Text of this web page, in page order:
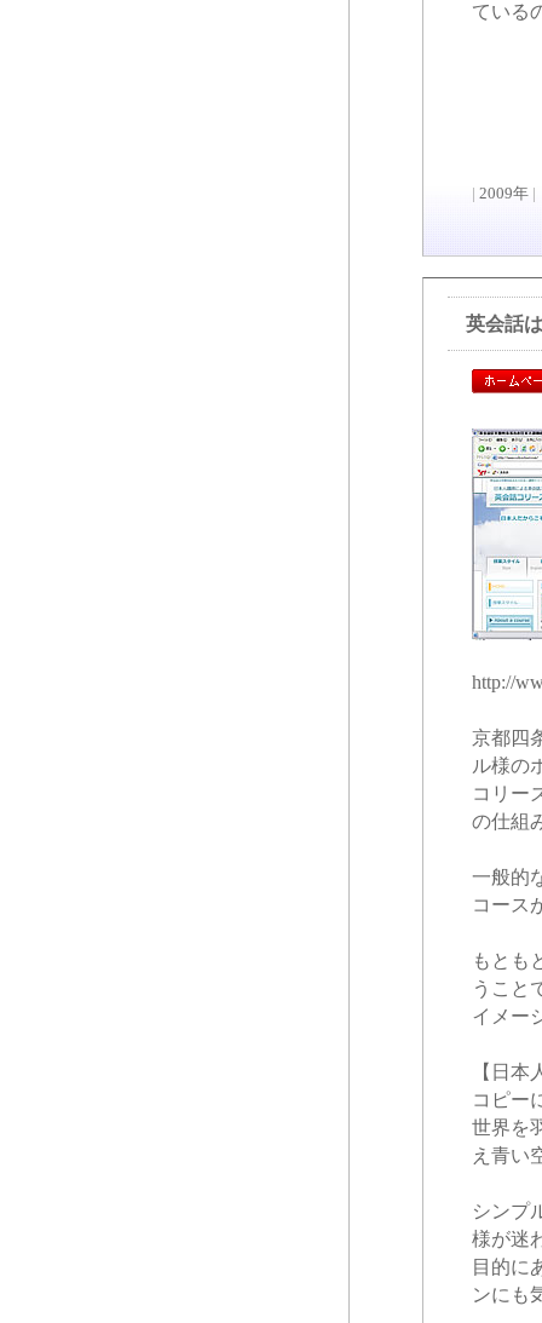
ている
| 2009年 |
英会話
http://
京都四
ル様の
コリー
の仕組
一般的
コース
もとも
うこと
イメー
【日
コピー
世界を
え青い
シンプ
様が迷
目的に
ンにも